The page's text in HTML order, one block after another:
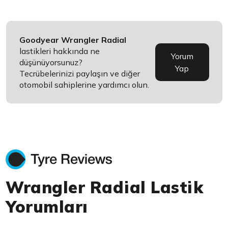
Goodyear Wrangler Radial
lastikleri hakkında ne
düşünüyorsunuz?
Tecrübelerinizi paylaşın ve diğer
otomobil sahiplerine yardımcı olun.
Yorum
Yap
Wrangler Radial Lastik
Yorumları